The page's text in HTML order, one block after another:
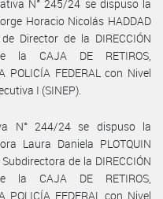
N° 245/24 se dispuso la
Horacio Nicolás HADDAD
Director de la DIRECCIÓN
la CAJA DE RETIROS,
POLICÍA FEDERAL con Nivel
I (SINEP).
N° 244/24 se dispuso la
Laura Daniela PLOTQUIN
de la DIRECCIÓN
la CAJA DE RETIROS,
POLICÍA FEDERAL con Nivel